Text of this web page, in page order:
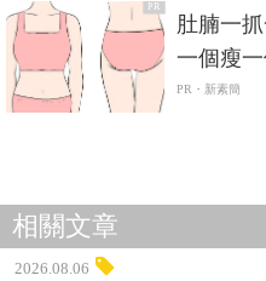
PR
肚腩一
一個瘦
PR・新素簡
相關文章
2026.08.06